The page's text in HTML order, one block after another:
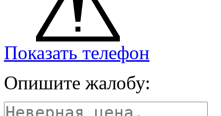
Показать телефон
Опишите жалобу: